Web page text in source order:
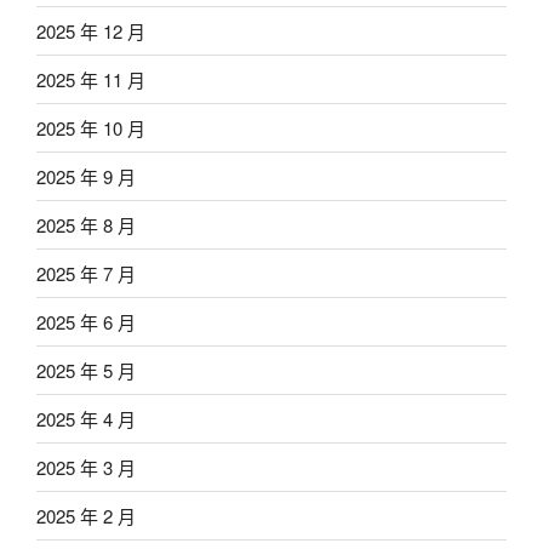
2025 年 12 月
2025 年 11 月
2025 年 10 月
2025 年 9 月
2025 年 8 月
2025 年 7 月
2025 年 6 月
2025 年 5 月
2025 年 4 月
2025 年 3 月
2025 年 2 月